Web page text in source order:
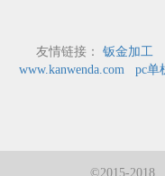
友情链接： 钣金加工
www.kanwenda.com
pc单
©2015-2018